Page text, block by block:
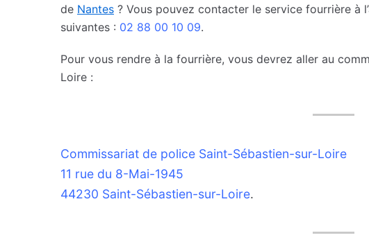
de Nantes ? Vous pouvez contacter le service fourrière à
suivantes : 02 88 00 10 09.
Pour vous rendre à la fourrière, vous devrez aller au
Loire :
Commissariat de police Saint-Sébastien-sur-Loire
11 rue du 8-Mai-1945
44230 Saint-Sébastien-sur-Loire.